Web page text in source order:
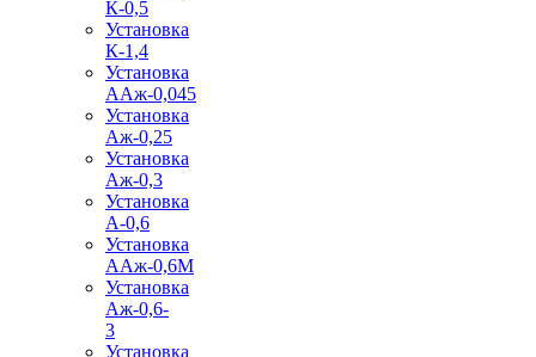
К-0,5
Установка
К-1,4
Установка
ААж-0,045
Установка
Аж-0,25
Установка
Аж-0,3
Установка
А-0,6
Установка
ААж-0,6М
Установка
Аж-0,6-
3
Установка